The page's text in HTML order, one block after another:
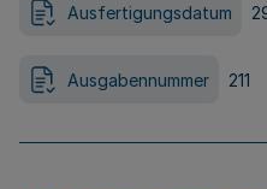
Ausfertigungsdatum
Ausgabennummer 211